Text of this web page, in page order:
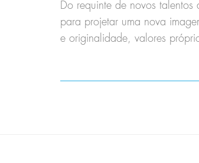
Do requinte de novos
para projetar uma nova
e originalidade, valores